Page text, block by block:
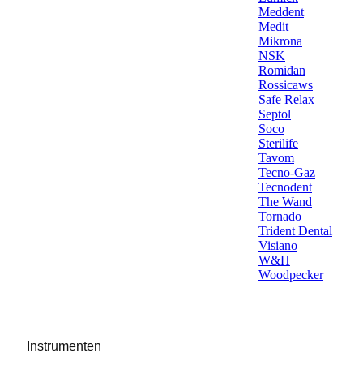
Meddent
Medit
Mikrona
NSK
Romidan
Rossicaws
Safe Relax
Septol
Soco
Sterilife
Tavom
Tecno-Gaz
Tecnodent
The Wand
Tornado
Trident Dental
Visiano
W&H
Woodpecker
Instrumenten